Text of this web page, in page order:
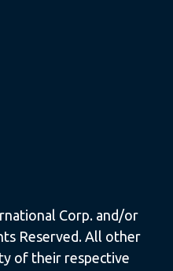
Corp. and/or
Reserved. All other
of their respective